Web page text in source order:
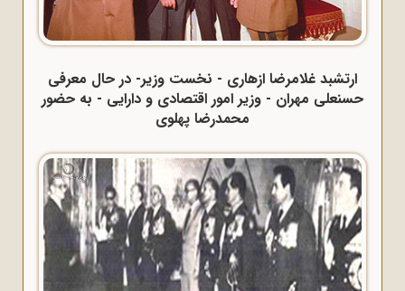
ارتشبد غلامرضا ازهاری - نخست وزیر- در حال معرفی
حسنعلی مهران - وزیر امور اقتصادی و دارایی - به حضور
محمدرضا پهلوی